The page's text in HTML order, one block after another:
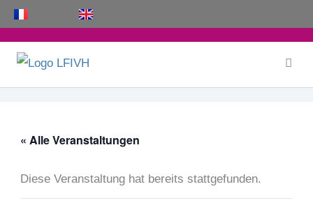
Zum
Inhalt
springen
« Alle Veranstaltungen
Diese Veranstaltung hat bereits stattgefunden.